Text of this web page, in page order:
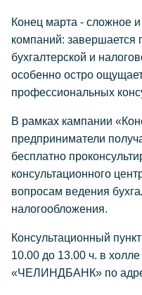
Конец марта - сложное
компаний: завершается
бухгалтерской и
особенно остро
профессиональных
В рамках кампании
предприниматели
бесплатно
консультационного
вопросам ведения
налогообложения.
Консультационный
10.00 до 13.00 ч. в
«ЧЕЛИНДБАНК» по